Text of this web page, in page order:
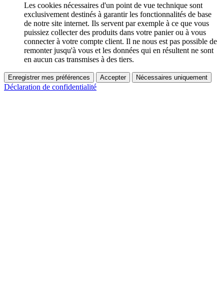
Les cookies nécessaires d'un point de vue technique sont
exclusivement destinés à garantir les fonctionnalités de base
de notre site internet. Ils servent par exemple à ce que vous
puissiez collecter des produits dans votre panier ou à vous
connecter à votre compte client. Il ne nous est pas possible de
remonter jusqu'à vous et les données qui en résultent ne sont
en aucun cas transmises à des tiers.
Enregistrer mes préférences Accepter Nécessaires uniquement
Déclaration de confidentialité